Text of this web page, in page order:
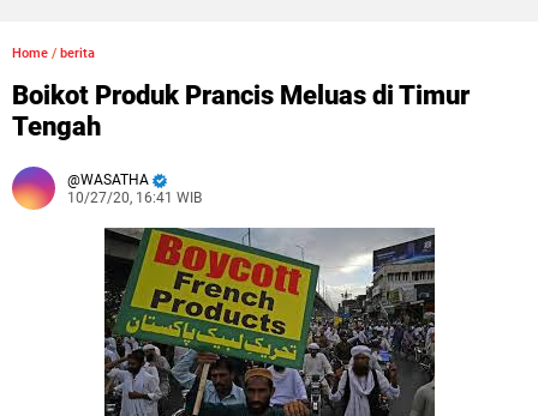
Home / berita
Boikot Produk Prancis Meluas di Timur
Tengah
WASATHA
10/27/20, 16:41 WIB